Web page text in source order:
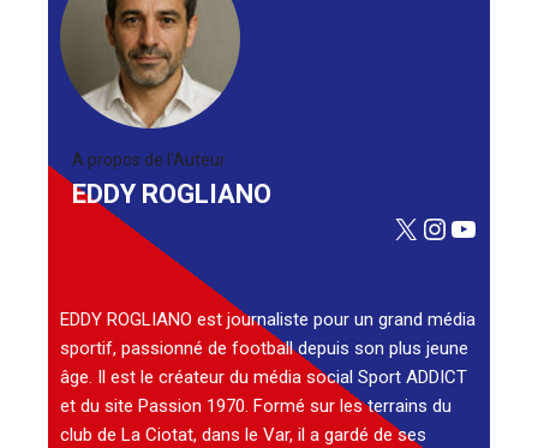
A propos de l'Auteur
EDDY ROGLIANO
X
EDDY ROGLIANO est journaliste pour un grand média
sportif, passionné de football depuis son plus jeune
âge. Il est le créateur du média social Sport ADDICT
et du site Passion 1970. Formé sur les terrains du
club de La Ciotat, dans le Var, il a gardé de ses